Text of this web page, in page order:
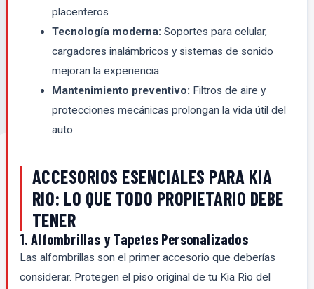
placenteros
Tecnología moderna: Soportes para celular,
cargadores inalámbricos y sistemas de sonido
mejoran la experiencia
Mantenimiento preventivo: Filtros de aire y
protecciones mecánicas prolongan la vida útil del
auto
ACCESORIOS ESENCIALES PARA KIA
RIO: LO QUE TODO PROPIETARIO DEBE
TENER
1. Alfombrillas y Tapetes Personalizados
Las alfombrillas son el primer accesorio que deberías
considerar. Protegen el piso original de tu Kia Rio del